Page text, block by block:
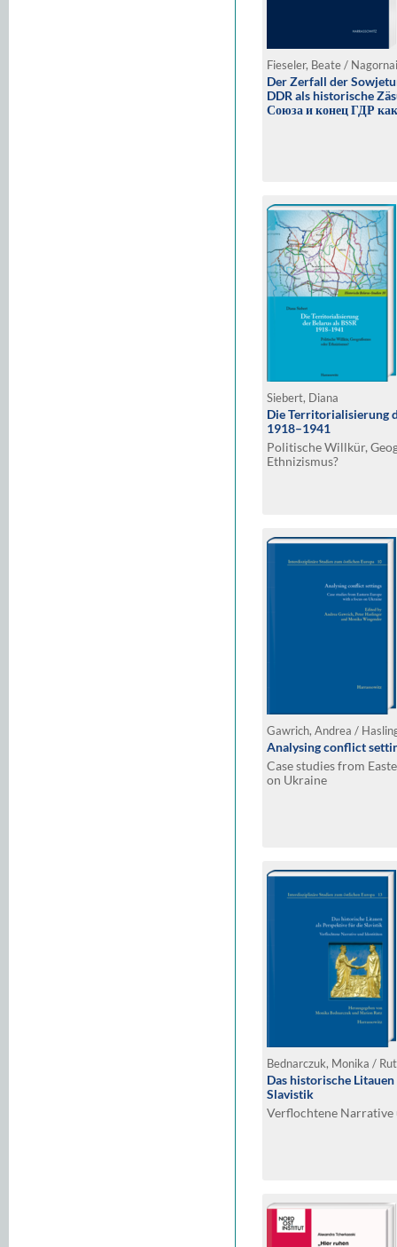
Fieseler, Beate /
Der Zerfall der
DDR als historische
Союза и конец ГДР
Siebert, Diana
Die Territorialisierung
1918–1941
Politische Willkür,
Ethnizismus?
Analysing conflict
Case studies from
on Ukraine
Bednarczuk, Monika /
Das historische
Slavistik
Verflochtene